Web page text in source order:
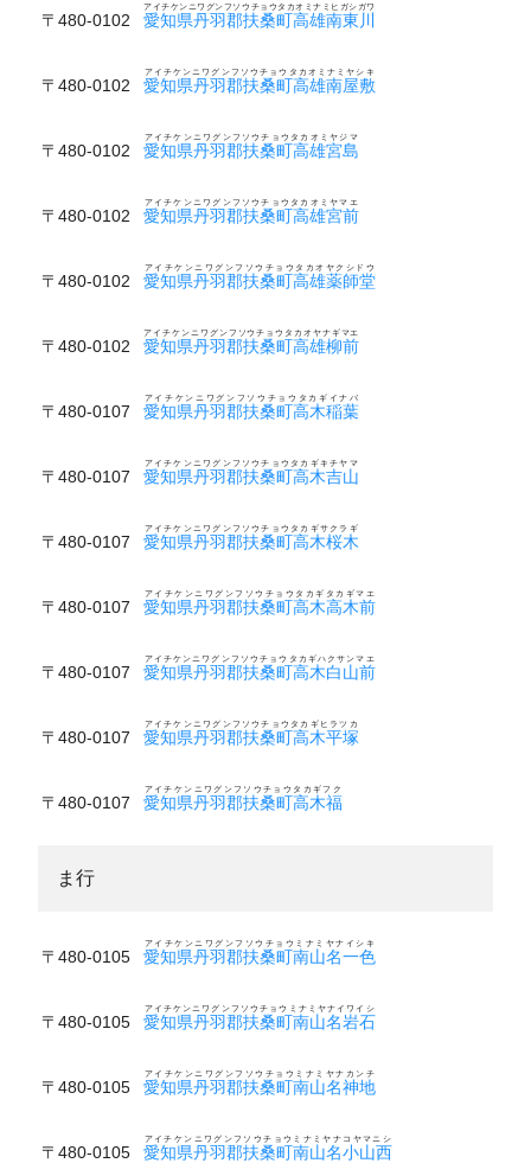
〒480-0102 愛知県丹羽郡扶桑町高雄南東川
アイチケンニワグンフソウチョウタカオミナミヒガシガワ
〒480-0102 愛知県丹羽郡扶桑町高雄南屋敷
アイチケンニワグンフソウチョウタカオミナミヤシキ
〒480-0102 愛知県丹羽郡扶桑町高雄宮島
アイチケンニワグンフソウチョウタカオミヤジマ
〒480-0102 愛知県丹羽郡扶桑町高雄宮前
アイチケンニワグンフソウチョウタカオミヤマエ
〒480-0102 愛知県丹羽郡扶桑町高雄薬師堂
アイチケンニワグンフソウチョウタカオヤクシドウ
〒480-0102 愛知県丹羽郡扶桑町高雄柳前
アイチケンニワグンフソウチョウタカオヤナギマエ
〒480-0107 愛知県丹羽郡扶桑町高木稲葉
アイチケンニワグンフソウチョウタカギイナバ
〒480-0107 愛知県丹羽郡扶桑町高木吉山
アイチケンニワグンフソウチョウタカギキチヤマ
〒480-0107 愛知県丹羽郡扶桑町高木桜木
アイチケンニワグンフソウチョウタカギサクラギ
〒480-0107 愛知県丹羽郡扶桑町高木高木前
アイチケンニワグンフソウチョウタカギタカギマエ
〒480-0107 愛知県丹羽郡扶桑町高木白山前
アイチケンニワグンフソウチョウタカギハクサンマエ
〒480-0107 愛知県丹羽郡扶桑町高木平塚
アイチケンニワグンフソウチョウタカギヒラツカ
〒480-0107 愛知県丹羽郡扶桑町高木福
アイチケンニワグンフソウチョウタカギフク
ま行
〒480-0105 愛知県丹羽郡扶桑町南山名一色
アイチケンニワグンフソウチョウミナミヤナイシキ
〒480-0105 愛知県丹羽郡扶桑町南山名岩石
アイチケンニワグンフソウチョウミナミヤナイワイシ
〒480-0105 愛知県丹羽郡扶桑町南山名神地
アイチケンニワグンフソウチョウミナミヤナカンチ
〒480-0105 愛知県丹羽郡扶桑町南山名小山西
アイチケンニワグンフソウチョウミナミヤナコヤマニシ